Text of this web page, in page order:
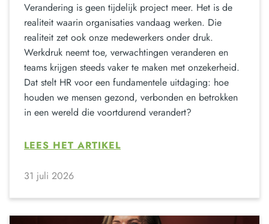
Verandering is geen tijdelijk project meer. Het is de
realiteit waarin organisaties vandaag werken. Die
realiteit zet ook onze medewerkers onder druk.
Werkdruk neemt toe, verwachtingen veranderen en
teams krijgen steeds vaker te maken met onzekerheid.
Dat stelt HR voor een fundamentele uitdaging: hoe
houden we mensen gezond, verbonden en betrokken
in een wereld die voortdurend verandert?
LEES HET ARTIKEL
31 juli 2026